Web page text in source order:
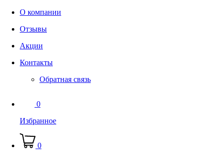
О компании
Отзывы
Акции
Контакты
Обратная связь
0
Избранное
0